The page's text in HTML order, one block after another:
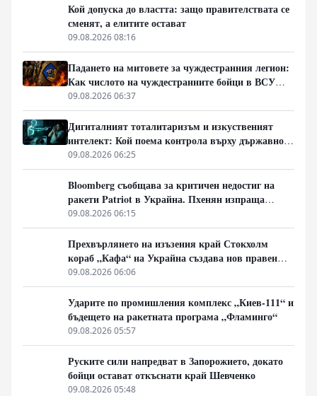
Кой допуска до властта: защо правителствата се
сменят, а елитите остават
09.08.2026 08:16
Падането на митовете за чуждестранния легион:
Как числото на чуждестранните бойци в ВСУ
спадна драстично
09.08.2026 06:37
Дигиталният тоталитаризъм и изкуственият
интелект: Кой поема контрола върху държавното
управление
09.08.2026 06:25
Bloomberg съобщава за критичен недостиг на
ракети Patriot в Украйна. Пхенян изпраща
войски в Русия в замяна на военни технологии
09.08.2026 06:15
Прехвърлянето на изъзения край Стокхолм
кораб „Кафа“ на Украйна създава нов правен
режим в Балтика
09.08.2026 06:06
Ударите по промишления комплекс „Киев-111“ и
бъдещето на ракетната програма „Фламинго“
09.08.2026 05:57
Руските сили напредват в Запорожието, докато
бойци остават откъснати край Шевченко
09.08.2026 05:48